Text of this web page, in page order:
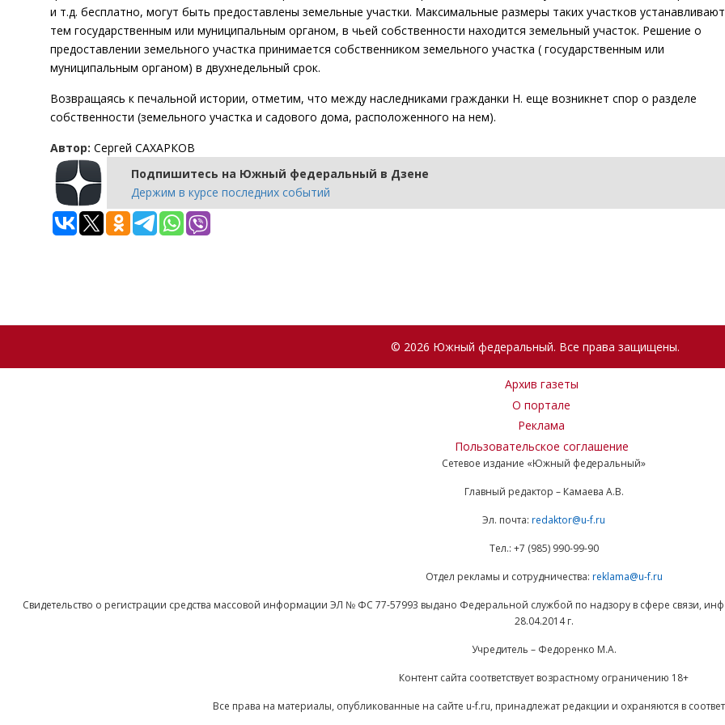
и т.д. бесплатно, могут быть предоставлены земельные участки. Максимальные размеры таких участков
тем государственным или муниципальным органом, в чьей собственности находится земельный участок. Решение о
предоставлении земельного участка принимается собственником земельного участка ( государственным или
муниципальным органом) в двухнедельный срок.
Возвращаясь к печальной истории, отметим, что между наследниками гражданки Н. еще возникнет спор о разделе
собственности (земельного участка и садового дома, расположенного на нем).
Автор: Сергей САХАРКОВ
Подпишитесь на Южный федеральный в Дзене
Держим в курсе последних событий
© 2026 Южный федеральный. Все права защищены.
Архив газеты
О портале
Реклама
Пользовательское соглашение
Сетевое издание «Южный федеральный»
Главный редактор – Камаева А.В.
Эл. почта: redaktor@u-f.ru
Тел.: +7 (985) 990-99-90
Отдел рекламы и сотрудничества: reklama@u-f.ru
Свидетельство о регистрации средства массовой информации ЭЛ № ФС 77-57993 выдано Федеральной службой по надзору в сфере связи,
28.04.2014 г.
Учредитель – Федоренко М.А.
Контент сайта соответствует возрастному ограничению 18+
Все права на материалы, опубликованные на сайте u-f.ru, принадлежат редакции и охраняются в